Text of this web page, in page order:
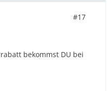
#17
bekommst DU bei